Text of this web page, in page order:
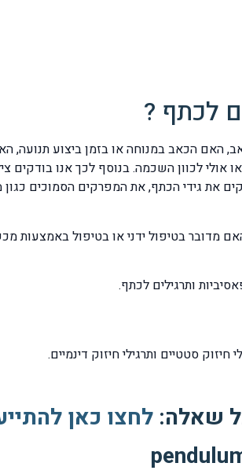
לכתף ?
האם הכאב במנוחה או בזמן ביצוע
לכוון השכמה. בנוסף לכך אנו בודקים
מדובר בטיפול ידני או בטיפול באמצעות
ותרגילים לכתף.
סטטיים ותרגילי חיזוק דינמיים.
שאלה:לחצו כאן